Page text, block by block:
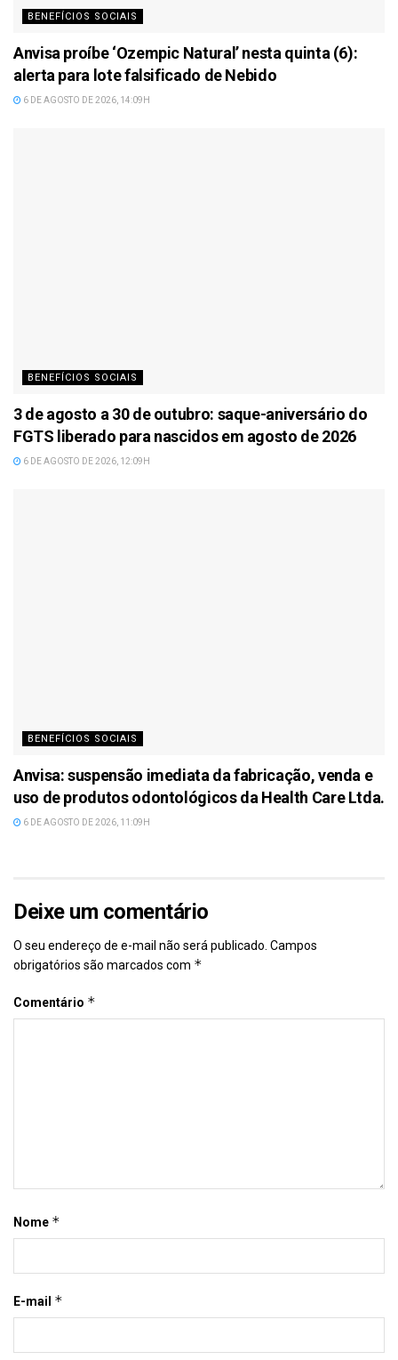
BENEFÍCIOS SOCIAIS
Anvisa proíbe ‘Ozempic Natural’ nesta quinta (6):
alerta para lote falsificado de Nebido
6 DE AGOSTO DE 2026, 14:09H
BENEFÍCIOS SOCIAIS
3 de agosto a 30 de outubro: saque-aniversário do
FGTS liberado para nascidos em agosto de 2026
6 DE AGOSTO DE 2026, 12:09H
BENEFÍCIOS SOCIAIS
Anvisa: suspensão imediata da fabricação, venda e
uso de produtos odontológicos da Health Care Ltda.
6 DE AGOSTO DE 2026, 11:09H
Deixe um comentário
O seu endereço de e-mail não será publicado. Campos
obrigatórios são marcados com *
Comentário *
Nome *
E-mail *